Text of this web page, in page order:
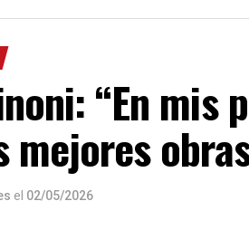
“En mis
mejores
el 02/05/2026